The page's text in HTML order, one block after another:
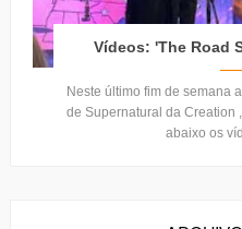
Vídeos: 'The Road
Neste último fim de semana
de Supernatural da Creation
abaixo os